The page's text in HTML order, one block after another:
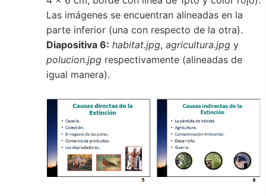
Las imágenes se encuentran alineadas en la
parte inferior (una con respecto de la otra).
Diapositiva 6: habitat.jpg, agricultura.jpg y
polucion.jpg respectivamente (alineadas de
igual manera).